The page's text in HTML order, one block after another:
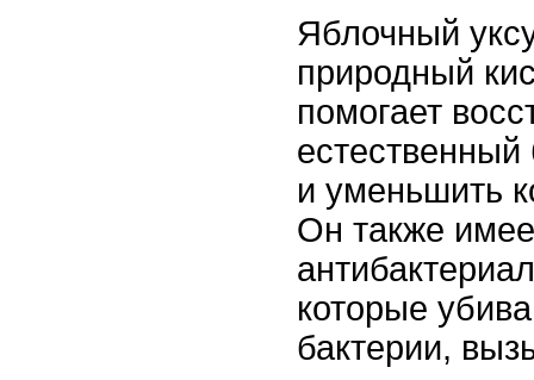
Яблочный
природный
помогает
и уменьшить
Он также
которые
бактерии,